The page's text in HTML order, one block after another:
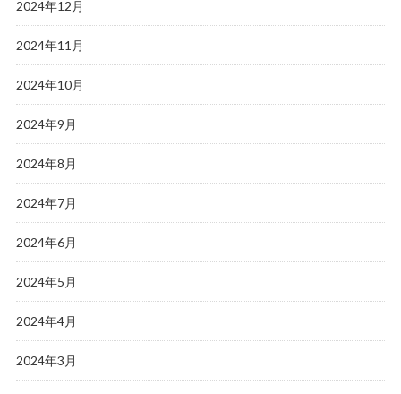
2024年12月
2024年11月
2024年10月
2024年9月
2024年8月
2024年7月
2024年6月
2024年5月
2024年4月
2024年3月